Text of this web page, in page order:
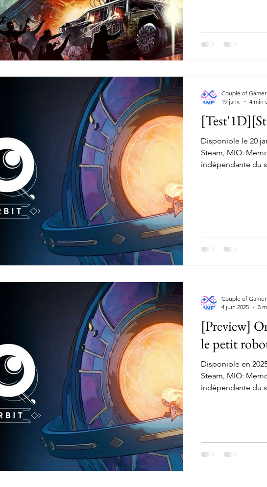
Disponible le 20
Steam, MIO:
indépendante du
Couple of Gamer
19 janv.
4 min
[Preview]
le petit
Disponible en
Steam, MIO:
indépendante du
Couple of Gamer
4 juin 2025
3